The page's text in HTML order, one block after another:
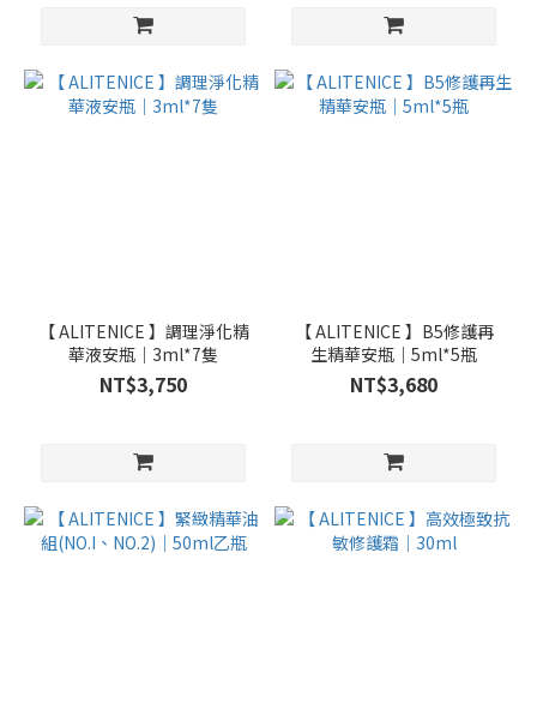
【 ALITENICE 】調理淨化精
華液安瓶｜3ml*7隻
NT$3,750
【 ALITENICE 】B5修護再
生精華安瓶｜5ml*5瓶
NT$3,680